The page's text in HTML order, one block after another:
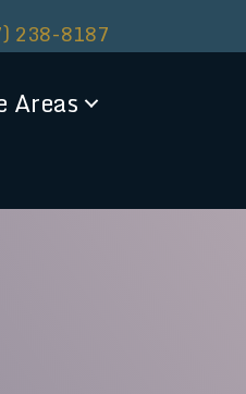
238-8187
Areas